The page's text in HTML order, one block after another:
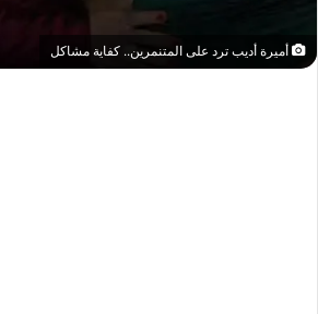
أميرة أديب ترد على المتنمرين.. كفاية مشاكل